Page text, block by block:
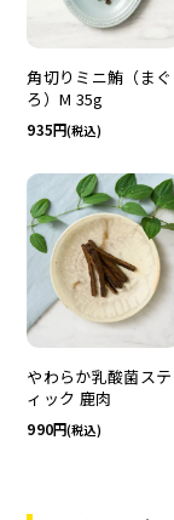
角切りミニ鮪（まぐ
ろ）M 35g
935 (税込)
やわらか乳酸菌ステ
ィック 鹿肉
990 (税込)